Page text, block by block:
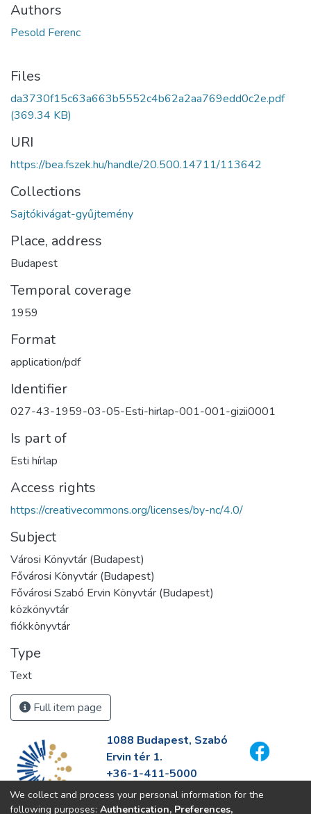
Authors
Pesold Ferenc
Files
da3730f15c63a663b5552c4b62a2aa769edd0c2e.pdf
(369.34 KB)
URI
https://bea.fszek.hu/handle/20.500.14711/113642
Collections
Sajtókivágat-gyűjtemény
Place, address
Budapest
Temporal coverage
1959
Format
application/pdf
Identifier
027-43-1959-03-05-Esti-hirlap-001-001-gizii0001
Is part of
Esti hírlap
Access rights
https://creativecommons.org/licenses/by-nc/4.0/
Subject
Városi Könyvtár (Budapest)
Fővárosi Könyvtár (Budapest)
Fővárosi Szabó Ervin Könyvtár (Budapest)
közkönyvtár
fiókkönyvtár
Type
Text
Full item page
1088 Budapest, Szabó
Ervin tér 1.
+36-1-411-5000
info@fszek.hu
https://fszek.hu
We collect and process your personal information for the
following purposes: Authentication, Preferences,